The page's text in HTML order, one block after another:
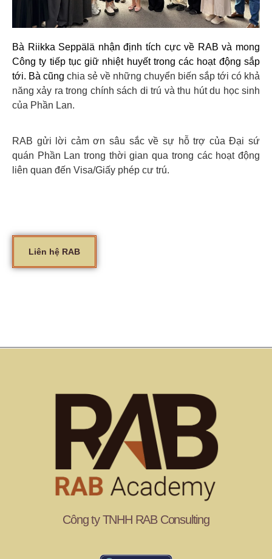
Bà Riikka Seppälä nhận định tích cực về RAB và mong
Công ty tiếp tục giữ nhiệt huyết trong các hoạt động sắp
tới. Bà cũng chia sẻ về những chuyển biến sắp tới có khả
năng xảy ra trong chính sách di trú và thu hút du học sinh
của Phần Lan.
RAB gửi lời cảm ơn sâu sắc về sự hỗ trợ của Đại sứ
quán Phần Lan trong thời gian qua trong các hoạt động
liên quan đến Visa/Giấy phép cư trú.
Liên hệ RAB
Công ty TNHH RAB Consulting